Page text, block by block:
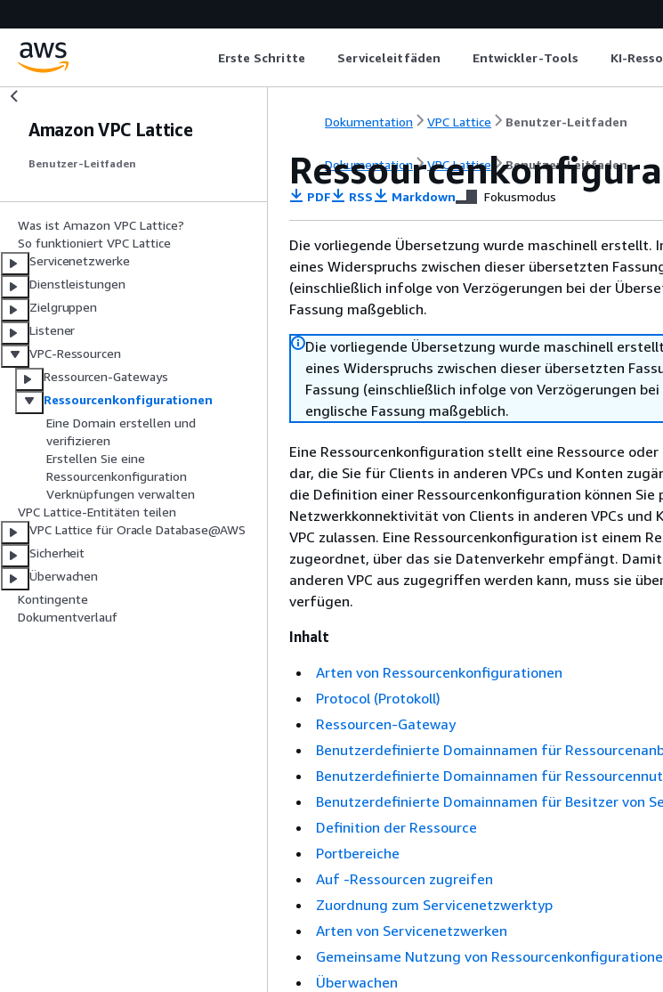
Erste Schritte Serviceleitfäden Entwickler-Tools KI-
Amazon VPC Lattice
Benutzer-Leitfaden
Was ist Amazon VPC Lattice?
So funktioniert VPC Lattice
Servicenetzwerke
Dienstleistungen
Zielgruppen
Listener
VPC-Ressourcen
Ressourcen-Gateways
Ressourcenkonfigurationen
Eine Domain erstellen und
verifizieren
Erstellen Sie eine
Ressourcenkonfiguration
Verknüpfungen verwalten
VPC Lattice-Entitäten teilen
VPC Lattice für Oracle Database@AWS
Sicherheit
Überwachen
Kontingente
Dokumentverlauf
Dokumentation VPC Lattice Benutzer-Leitfaden
Dokumentation VPC Lattice Benutzer-Leitfaden
PDF RSS Markdown Fokusmodus
Die vorliegende Übersetzung wurde maschinell erstellt.
eines Widerspruchs zwischen dieser übersetzten
(einschließlich infolge von Verzögerungen bei der
Fassung maßgeblich.
Die vorliegende Übersetzung wurde maschinell
eines Widerspruchs zwischen dieser übersetzten
Fassung (einschließlich infolge von Verzögerungen
englische Fassung maßgeblich.
Eine Ressourcenkonfiguration stellt eine Ressource oder
dar, die Sie für Clients in anderen VPCs und Konten
die Definition einer Ressourcenkonfiguration können
Netzwerkkonnektivität von Clients in anderen VPCs und
VPC zulassen. Eine Ressourcenkonfiguration ist einem
zugeordnet, über das sie Datenverkehr empfängt.
anderen VPC aus zugegriffen werden kann, muss sie
verfügen.
Inhalt
Arten von Ressourcenkonfigurationen
Protocol (Protokoll)
Ressourcen-Gateway
Benutzerdefinierte Domainnamen für
Benutzerdefinierte Domainnamen für
Benutzerdefinierte Domainnamen für Besitzer von
Definition der Ressource
Portbereiche
Auf -Ressourcen zugreifen
Zuordnung zum Servicenetzwerktyp
Arten von Servicenetzwerken
Gemeinsame Nutzung von
Überwachen